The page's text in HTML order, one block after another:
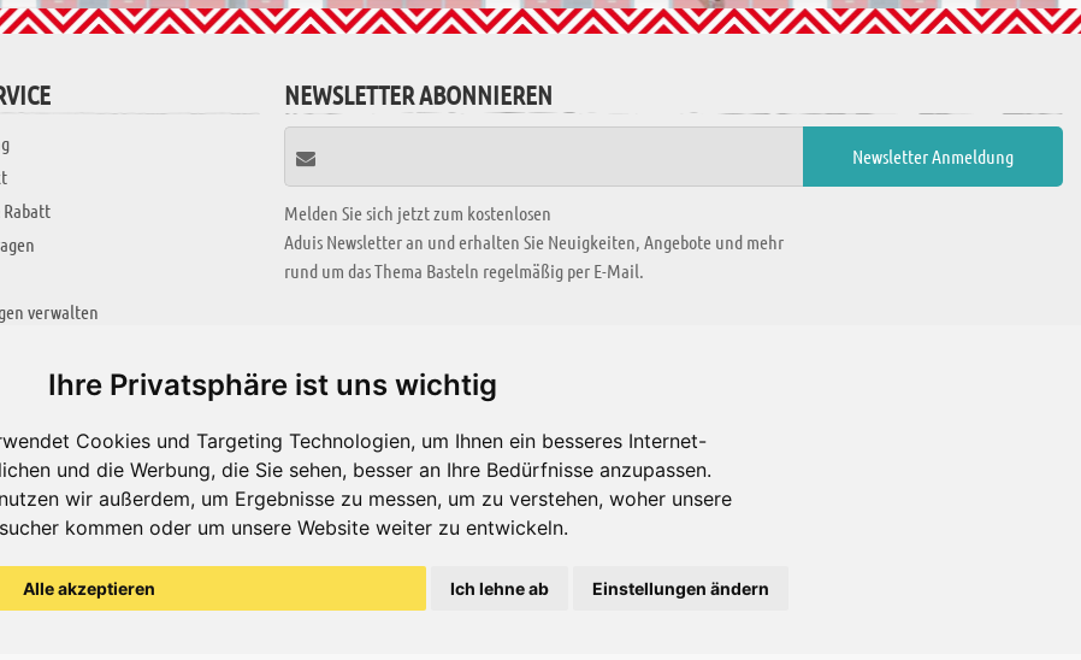
Ihre Privatsphäre ist uns wichtig
Cookies und Targeting Technologien, um Ihnen ein besseres Internet-
und die Werbung, die Sie sehen, besser an Ihre Bedürfnisse anzupassen.
wir außerdem, um Ergebnisse zu messen, um zu verstehen, woher unsere
kommen oder um unsere Website weiter zu entwickeln.
Alle akzeptieren Ich lehne ab Einstellungen ändern
Rabatt
verwalten
NEWSLETTER ABONNIEREN
Melden Sie sich jetzt zum kostenlosen
Aduis Newsletter an und erhalten Sie Neuigkeiten, Angebote und mehr
rund um das Thema Basteln regelmäßig per E-Mail.
KREATIV ZONE
Alle Videos
Bastelideen
Arbeitsblätter
Es gibt uns auch in